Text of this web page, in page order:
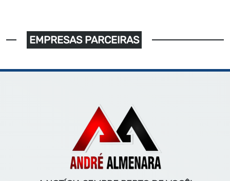
EMPRESAS PARCEIRAS